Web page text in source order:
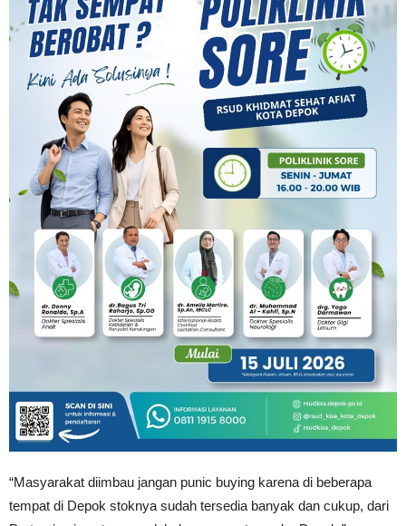
“Masyarakat diimbau jangan punic buying karena di beberapa
tempat di Depok stoknya sudah tersedia banyak dan cukup, dari